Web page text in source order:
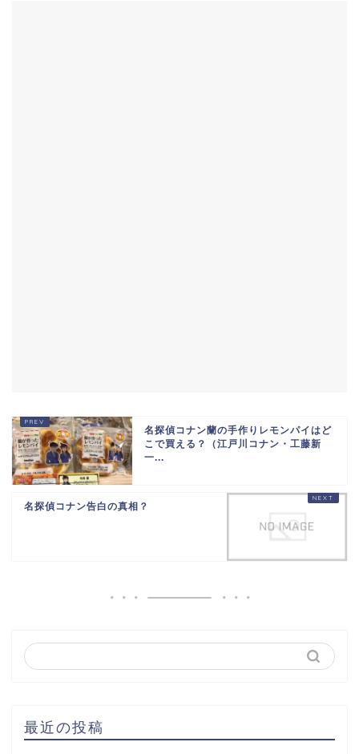
名探偵コナン蘭の手作りレモンパイはど
こで買える？（江戸川コナン・工藤新
一...
名探偵コナン告白の真相？
最近の投稿